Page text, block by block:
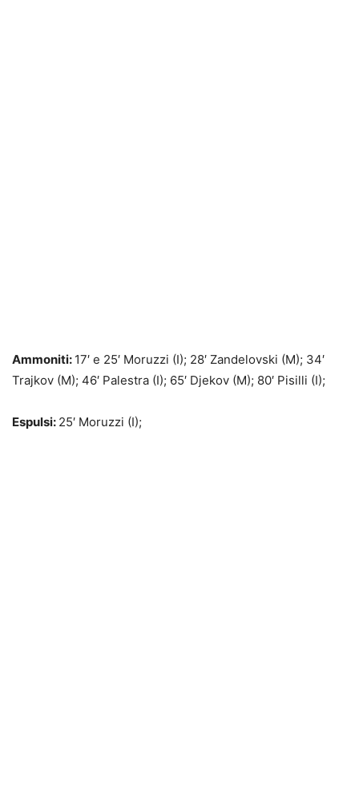
Ammoniti: 17′ e 25′ Moruzzi (I); 28′ Zandelovski (M); 34′
Trajkov (M); 46′ Palestra (I); 65′ Djekov (M); 80′ Pisilli (I);
Espulsi: 25′ Moruzzi (I);